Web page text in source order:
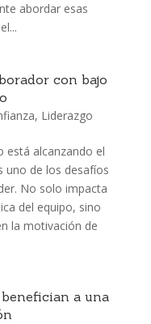
abordar esas
con bajo
, Liderazgo
está alcanzando el
uno de los desafíos
No solo impacta
del equipo, sino
la motivación de
a una